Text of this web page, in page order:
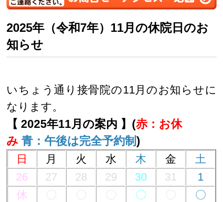
2025年（令和7年）11月の休院日のお
知らせ
いちょう通り接骨院の11月のお知らせに
なります。
【 2025年11月の案内 】(赤：お休
み 青：午後は完全予約制)
日 月 火 水 木 金
土
26
27 28 29 30 31
1
休
〇 〇 〇 〇 〇
〇